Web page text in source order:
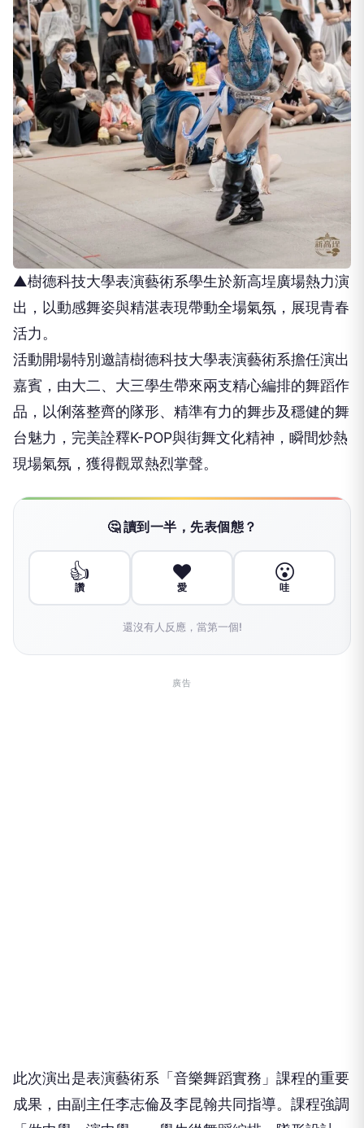
▲樹德科技大學表演藝術系學生於新高埕廣場熱力演
出，以動感舞姿與精湛表現帶動全場氣氛，展現青春
活力。
活動開場特別邀請樹德科技大學表演藝術系擔任演出
嘉賓，由大二、大三學生帶來兩支精心編排的舞蹈作
品，以俐落整齊的隊形、精準有力的舞步及穩健的舞
台魅力，完美詮釋K-POP與街舞文化精神，瞬間炒熱
現場氣氛，獲得觀眾熱烈掌聲。
🤔 讀到一半，先表個態？
👍
讚
❤️
愛
😮
哇
還沒有人反應，當第一個!
廣告
此次演出是表演藝術系「音樂舞蹈實務」課程的重要
成果，由副主任李志倫及李昆翰共同指導。課程強調